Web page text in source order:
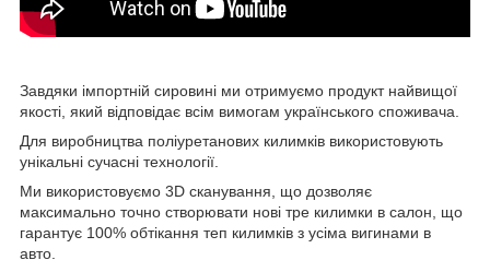
Завдяки імпортній сировині ми отримуємо продукт найвищої
якості, який відповідає всім вимогам українського споживача.
Для виробництва поліуретанових килимків використовують
унікальні сучасні технології.
Ми використовуємо 3D сканування, що дозволяє
максимально точно створювати нові тре килимки в салон, що
гарантує 100% обтікання теп килимків з усіма вигинами в
авто.